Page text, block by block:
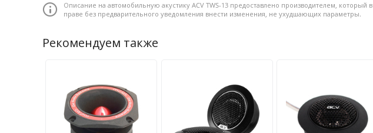
Пиковая мощность: 60 Вт • Номинальная мощность: 15 Вт • Чувствительность: 91 дБ •
Импеданс: 4 Ом • Звуковая катушка: 13 мм • Диффузор: Майларовый • Магнит:
Диапазон рабочих температур: -35 +55 °С
Описание на автомобильную акустику ACV TWS-13 предоставлено производителем, который в
праве без предварительного уведомления внести изменения, не ухудшающих параметры.
Рекомендуем также